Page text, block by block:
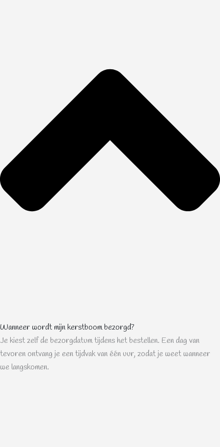
Wanneer wordt mijn kerstboom bezorgd?
Je kiest zelf de bezorgdatum tijdens het bestellen. Een dag van
tevoren ontvang je een tijdvak van één uur, zodat je weet wanneer
we langskomen.